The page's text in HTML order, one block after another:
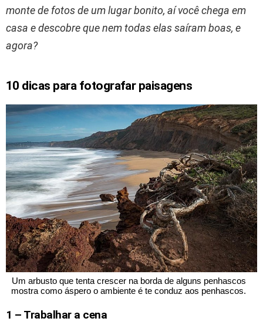
monte de fotos de um lugar bonito, aí você chega em
casa e descobre que nem todas elas saíram boas, e
agora?
10 dicas para fotografar paisagens
mostra como áspero o ambiente é te conduz aos penhascos.
1 – Trabalhar a cena